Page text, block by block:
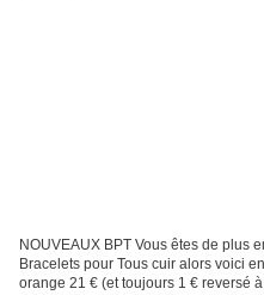
NOUVEAUX BPT Vous êtes de plus
Bracelets pour Tous cuir alors voici
orange 21 € (et toujours 1 € reversé